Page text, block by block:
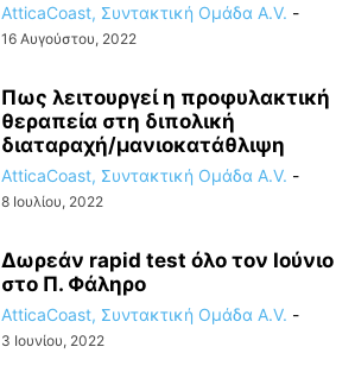
AtticaCoast, Συντακτική Ομάδα A.V. -
16 Αυγούστου, 2022
Πως λειτουργεί η προφυλακτική
θεραπεία στη διπολική
διαταραχή/μανιοκατάθλιψη
AtticaCoast, Συντακτική Ομάδα A.V. -
8 Ιουλίου, 2022
Δωρεάν rapid test όλο τον Ιούνιο
στο Π. Φάληρο
AtticaCoast, Συντακτική Ομάδα A.V. -
3 Ιουνίου, 2022